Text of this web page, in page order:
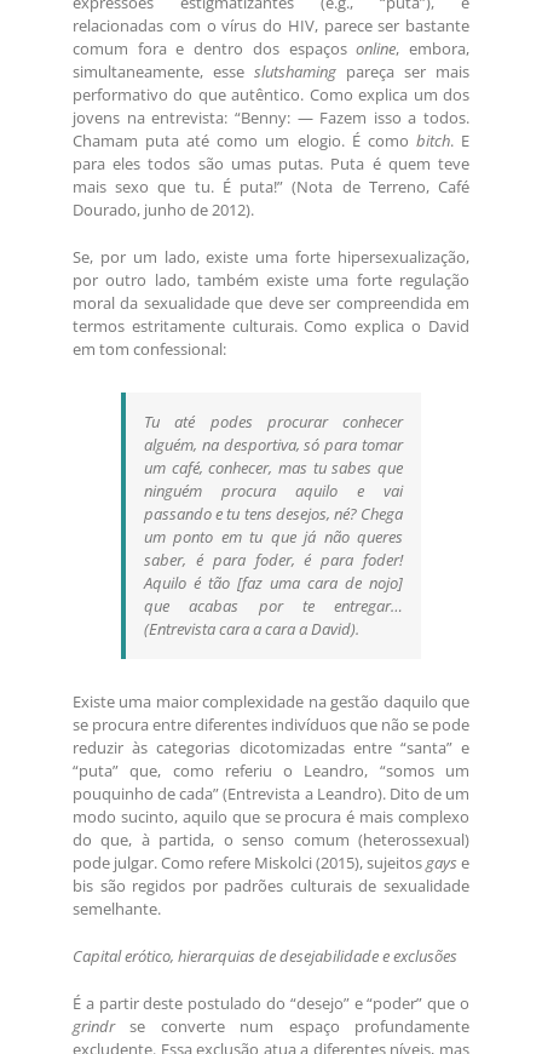
relacionadas com o vírus do HIV, parece ser bastante
comum fora e dentro dos espaçosonline, embora,
simultaneamente, esse slutshaming pareça ser mais
performativo do que autêntico. Como explica um dos
jovens na entrevista: “Benny: — Fazem isso a todos.
Chamam puta até como um elogio. É como bitch. E
para eles todos são umas putas. Puta é quem teve
mais sexo que tu. É puta!” (Nota de Terreno, Café
Dourado, junho de 2012).
Se, por um lado, existe uma forte hipersexualização,
por outro lado, também existe uma forte regulação
moral da sexualidade que deve ser compreendida em
termos estritamente culturais. Como explica o David
em tom confessional:
Tu até podes procurar conhecer
alguém, na desportiva, só para tomar
um café, conhecer, mas tu sabes que
ninguém procura aquilo e vai
passando e tu tens desejos, né? Chega
um ponto em tu que já não queres
saber, é para foder, é para foder!
Aquilo é tão [faz uma cara de nojo]
que acabas por te entregar…
(Entrevista cara a cara a David).
Existe uma maior complexidade na gestão daquilo que
se procura entre diferentes indivíduos que não se pode
reduzir às categorias dicotomizadas entre “santa” e
“puta” que, como referiu o Leandro, “somos um
pouquinho de cada” (Entrevista a Leandro). Dito de um
modo sucinto, aquilo que se procura é mais complexo
do que, à partida, o senso comum (heterossexual)
pode julgar. Como refere Miskolci (2015), sujeitosgays e
bis são regidos por padrões culturais de sexualidade
semelhante.
Capital erótico, hierarquias de desejabilidade e exclusões
É a partir deste postulado do “desejo” e “poder” que o
grindrse converte num espaço profundamente